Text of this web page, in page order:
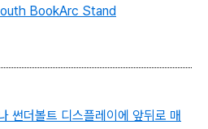
BookArc Stand
썬더볼트 디스플레이에 앞뒤로 매